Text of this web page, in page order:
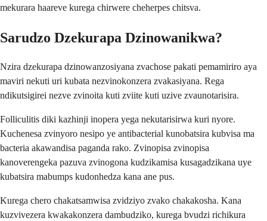
mekurara haareve kurega chirwere cheherpes chitsva.
Sarudzo Dzekurapa Dzinowanikwa?
Nzira dzekurapa dzinowanzosiyana zvachose pakati pemamiriro aya
maviri nekuti uri kubata nezvinokonzera zvakasiyana. Rega
ndikutsigirei nezve zvinoita kuti zviite kuti uzive zvaunotarisira.
Folliculitis diki kazhinji inopera yega nekutarisirwa kuri nyore.
Kuchenesa zvinyoro nesipo ye antibacterial kunobatsira kubvisa ma
bacteria akawandisa paganda rako. Zvinopisa zvinopisa
kanoverengeka pazuva zvinogona kudzikamisa kusagadzikana uye
kubatsira mabumps kudonhedza kana ane pus.
Kurega chero chakatsamwisa zvidziyo zvako chakakosha. Kana
kuzvivezera kwakakonzera dambudziko, kurega bvudzi richikura